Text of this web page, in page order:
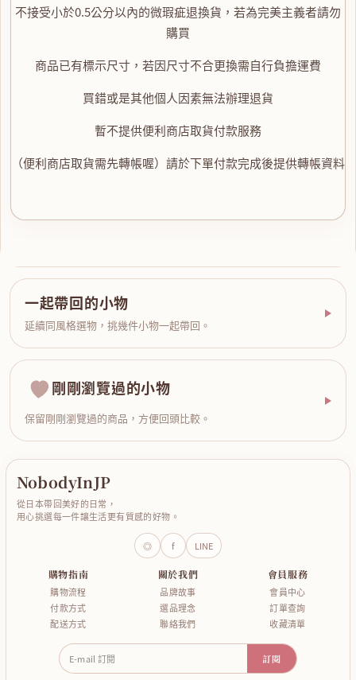
不接受小於0.5公分以內的微瑕疵退換貨，若為完美主義者請勿
購買
商品已有標示尺寸，若因尺寸不合更換需自行負擔運費
買錯或是其他個人因素無法辦理退貨
暫不提供便利商店取貨付款服務
（便利商店取貨需先轉帳喔）請於下單付款完成後提供轉帳資料
一起帶回的小物
延續同風格選物，挑幾件小物一起帶回。
剛剛瀏覽過的小物
保留剛剛瀏覽過的商品，方便回頭比較。
NobodyInJP
從日本帶回美好的日常，
用心挑選每一件讓生活更有質感的好物。
◎ f LINE
購物指南
購物流程
付款方式
配送方式
關於我們
品牌故事
選品理念
聯絡我們
會員服務
會員中心
訂單查詢
收藏清單
E-mail 訂閱 訂閱